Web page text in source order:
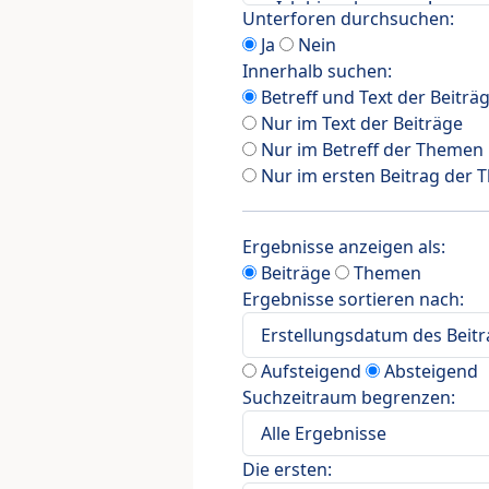
Unterforen durchsuchen:
Ja
Nein
Innerhalb suchen:
Betreff und Text der
Nur im Text der Beiträge
Nur im Betreff der Themen
Nur im ersten Beitrag der
Ergebnisse anzeigen als:
Beiträge
Themen
Ergebnisse sortieren nach:
Aufsteigend
Absteigend
Suchzeitraum begrenzen:
Die ersten: